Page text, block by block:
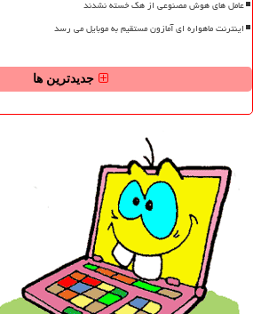
عامل های هوش مصنوعی از هک خسته نشدند
اینترنت ماهواره ای آمازون مستقیم به موبایل می رسد
جدیدترین ها